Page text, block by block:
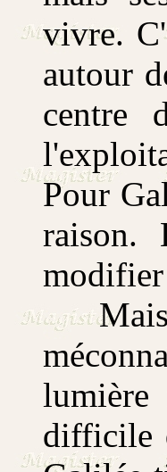
vivre.
autour
centre
Pour
raison.
modifier
Mais
lumière
difficile